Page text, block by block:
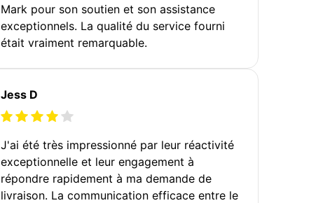
Mark pour son soutien et son assistance
exceptionnels. La qualité du service fourni
était vraiment remarquable.
Jess D
J'ai été très impressionné par leur réactivité
exceptionnelle et leur engagement à
répondre rapidement à ma demande de
livraison. La communication efficace entre le